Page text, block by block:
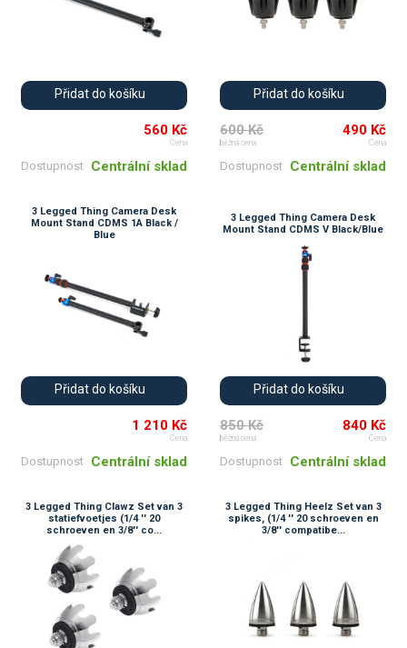
Přidat do košíku
560 Kč
Cena
Dostupnost Centrální sklad
Přidat do košíku
600 Kč
běžná cena
490 Kč
Cena
Dostupnost Centrální sklad
3 Legged Thing Camera Desk
Mount Stand CDMS 1A Black /
Blue
Přidat do košíku
1 210 Kč
Cena
Dostupnost Centrální sklad
3 Legged Thing Camera Desk
Mount Stand CDMS V Black/Blue
Přidat do košíku
850 Kč
běžná cena
840 Kč
Cena
Dostupnost Centrální sklad
3 Legged Thing Clawz Set van 3
statiefvoetjes (1/4 '' 20
schroeven en 3/8'' co...
3 Legged Thing Heelz Set van 3
spikes, (1/4 '' 20 schroeven en
3/8'' compatibe...